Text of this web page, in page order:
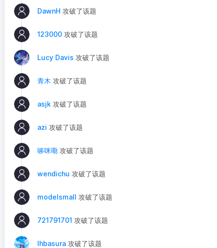
DawnH 攻破了该题
123000 攻破了该题
Lucy Davis 攻破了该题
青木 攻破了该题
asjk 攻破了该题
azi 攻破了该题
哆咪嘞 攻破了该题
wendichu 攻破了该题
modelsmall 攻破了该题
721791701 攻破了该题
lhbasura 攻破了该题